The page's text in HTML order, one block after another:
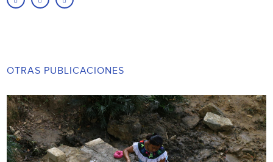
OTRAS PUBLICACIONES